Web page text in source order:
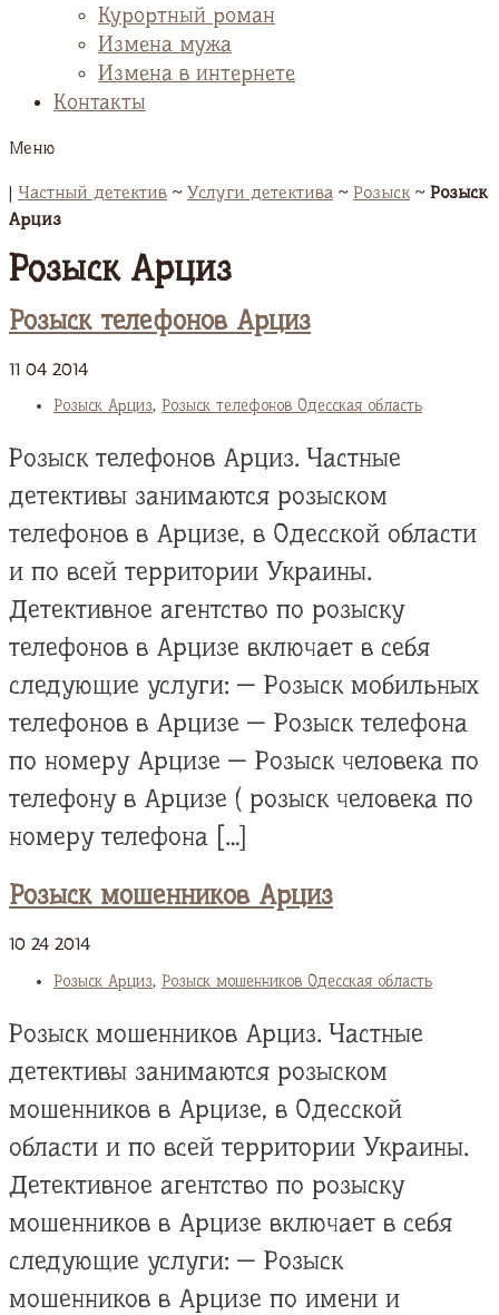
Курортный роман
Измена мужа
Измена в интернете
Контакты
Меню
| Частный детектив ~ Услуги детектива ~ Розыск~ Розыск
Арциз
Розыск Арциз
Розыск телефонов Арциз
11 04 2014
Розыск Арциз, Розыск телефонов Одесская область
Розыск телефонов Арциз. Частные
детективы занимаются розыском
телефонов в Арцизе, в Одесской области
и по всей территории Украины.
Детективное агентство по розыску
телефонов в Арцизе включает в себя
следующие услуги: — Розыск мобильных
телефонов в Арцизе — Розыск телефона
по номеру Арцизе — Розыск человека по
телефону в Арцизе ( розыск человека по
номеру телефона […]
Розыск мошенников Арциз
10 24 2014
Розыск Арциз, Розыск мошенников Одесская область
Розыск мошенников Арциз. Частные
детективы занимаются розыском
мошенников в Арцизе, в Одесской
области и по всей территории Украины.
Детективное агентство по розыску
мошенников в Арцизе включает в себя
следующие услуги: — Розыск
мошенников в Арцизе по имени и